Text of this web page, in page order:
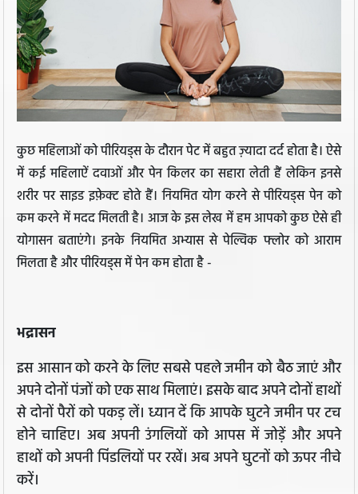
कुछ महिलाओं को पीरियड्स के दौरान पेट में बहुत ज़्यादा दर्द होता है। ऐसे
में कई महिलाऐं दवाओं और पेन किलर का सहारा लेती हैं लेकिन इनसे
शरीर पर साइड इफ़ेक्ट होते हैं। नियमित योग करने से पीरियड्स पेन को
कम करने में मदद मिलती है। आज के इस लेख में हम आपको कुछ ऐसे ही
योगासन बताएंगे। इनके नियमित अभ्यास से पेल्विक फ्लोर को आराम
मिलता है और पीरियड्स में पेन कम होता है -
भद्रासन
इस आसान को करने के लिए सबसे पहले जमीन को बैठ जाएं और
अपने दोनों पंजों को एक साथ मिलाएं। इसके बाद अपने दोनों हाथों
से दोनों पैरों को पकड़ लें। ध्यान दें कि आपके घुटने जमीन पर टच
होने चाहिए। अब अपनी उंगलियों को आपस में जोड़ें और अपने
हाथों को अपनी पिंडलियों पर रखें। अब अपने घुटनों को ऊपर नीचे
करें।